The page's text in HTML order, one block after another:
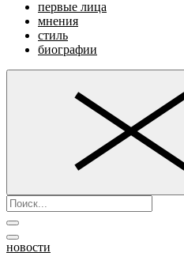
первые лица
мнения
стиль
биографии
новости